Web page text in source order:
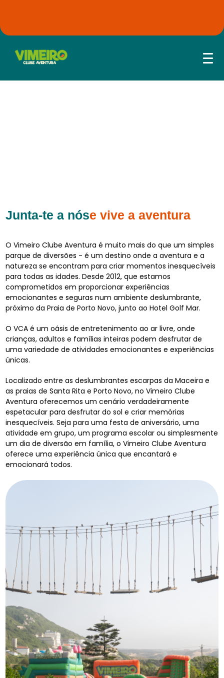
Junta-te a nóse vive a aventura
O Vimeiro Clube Aventura é muito mais do que um simples
parque de diversões - é um destino onde a aventura e a
natureza se encontram para criar momentos inesquecíveis
para todas as idades. Desde 2012, que estamos
comprometidos em proporcionar experiências
emocionantes e seguras num ambiente deslumbrante,
próximo da Praia de Porto Novo, junto ao Hotel Golf Mar.
O VCA é um oásis de entretenimento ao ar livre, onde
crianças, adultos e famílias inteiras podem desfrutar de
uma variedade de atividades emocionantes e experiências
únicas.
Localizado entre as deslumbrantes escarpas da Maceira e
as praias de Santa Rita e Porto Novo, no Vimeiro Clube
Aventura oferecemos um cenário verdadeiramente
espetacular para desfrutar do sol e criar memórias
inesquecíveis. Seja para uma festa de aniversário, uma
atividade em grupo, um programa escolar ou simplesmente
um dia de diversão em família, o Vimeiro Clube Aventura
oferece uma experiência única que encantará e
emocionará todos.